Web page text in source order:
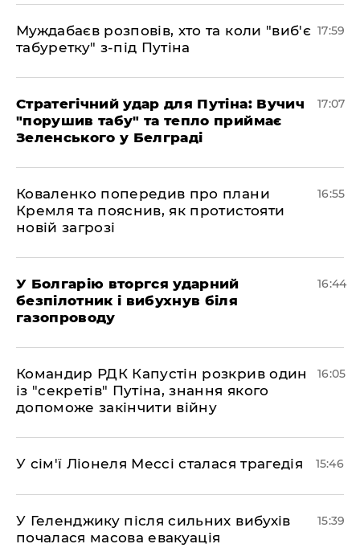
Муждабаєв розповів, хто та коли "виб'є
табуретку" з-під Путіна
17:59
Стратегічний удар для Путіна: Вучич
"порушив табу" та тепло приймає
Зеленського у Белграді
17:07
Коваленко попередив про плани
Кремля та пояснив, як протистояти
новій загрозі
16:55
У Болгарію вторгся ударний
безпілотник і вибухнув біля
газопроводу
16:44
Командир РДК Капустін розкрив один
із "секретів" Путіна, знання якого
допоможе закінчити війну
16:05
У сім'ї Ліонеля Мессі сталася трагедія 15:46
У Геленджику після сильних вибухів
почалася масова евакуація
15:39